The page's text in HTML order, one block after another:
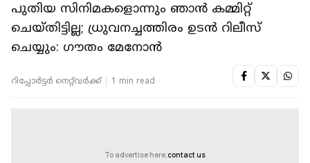
പുതിയ സിനിമകളൊന്നും ഞാൻ കമ്മിറ്റ്
ചെയ്തിട്ടില്ല; ധ്രുവനച്ചത്തിരം ഉടൻ റിലീസ്
ചെയ്യും: ഗൗതം മേനോൻ
റിപ്പോർട്ടർ നെറ്റ്‌വര്‍ക്ക്‌ 1 min read
To advertise here, contact us